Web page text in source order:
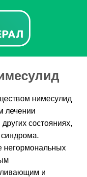
нимесулид
лечении
состояниях,
негормональных
и